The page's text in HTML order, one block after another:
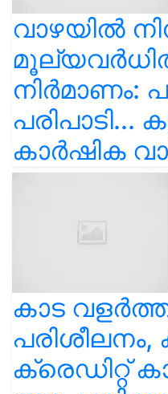
വാഴയിൽ
നിർമാണം:
കാർഷിക
കാട
ക്രെഡിറ്റ്